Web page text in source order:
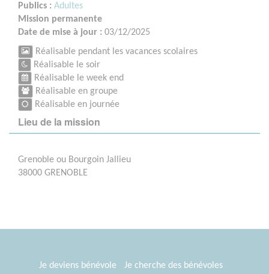
Publics : Adultes
Mission permanente
Date de mise à jour : 03/12/2025
Réalisable pendant les vacances scolaires
Réalisable le soir
Réalisable le week end
Réalisable en groupe
Réalisable en journée
Lieu de la mission
Grenoble ou Bourgoin Jallieu
38000 GRENOBLE
Je deviens bénévole Je cherche des bénévoles